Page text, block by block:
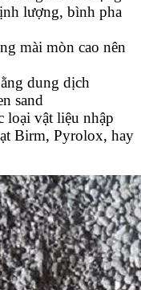
lượng, bình pha
mài mòn cao nên
dung dịch
sand
loại vật liệu nhập
Birm, Pyrolox, hay